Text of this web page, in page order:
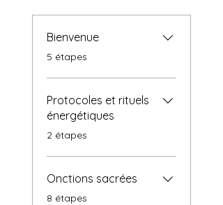
Bienvenue
.5 étapes
Protocoles et rituels
énergétiques
.2 étapes
Onctions sacrées
.8 étapes